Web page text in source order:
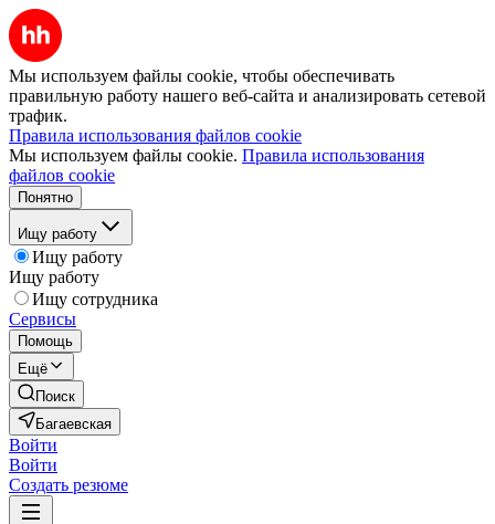
Мы используем файлы cookie, чтобы обеспечивать
правильную работу нашего веб-сайта и анализировать сетевой
трафик.
Правила использования файлов cookie
Мы используем файлы cookie. Правила использования
файлов cookie
Понятно
Ищу работу
Ищу работу
Ищу работу
Ищу сотрудника
Сервисы
Помощь
Ещё
Поиск
Багаевская
Войти
Войти
Создать резюме